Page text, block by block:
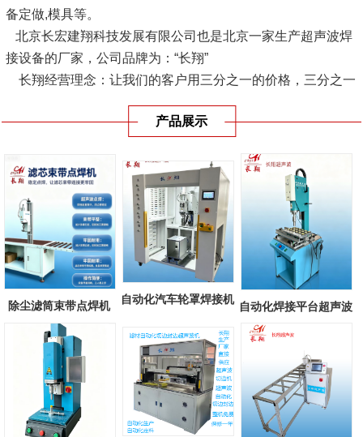
备定做,模具等。
北京长宏建翔科技发展有限公司也是北京一家生产超声波焊
接设备的厂家，公司品牌为：“长翔”
长翔经营理念：让我们的客户用三分之一的价格，三分之一
业结成互利联盟，共同...
[查看详情]
产品展示
除尘滤筒束带点焊机
滤筒束带超...
自动化汽车轮罩焊接机
自动化焊接平台超声波
焊接机 自...